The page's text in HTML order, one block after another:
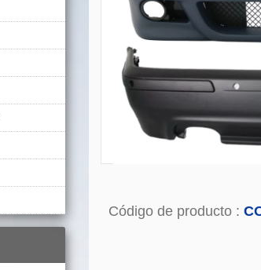
Código de producto :